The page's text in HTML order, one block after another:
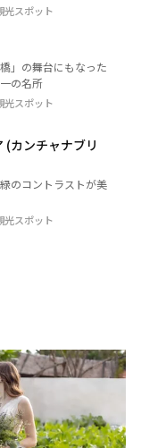
光スポット
」の舞台にもなった
の名所
光スポット
(カンチャナブリ
のコントラストが美
光スポット